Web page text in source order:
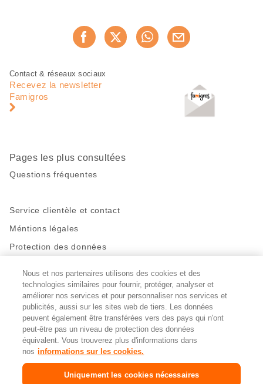
Recommander maintenant
Pied
page
Navigation
pied
Contact & réseaux sociaux
Recevez la newsletter
Famigros
Pages les plus consultées
Questions fréquentes
Service clientèle et contact
Méntions légales
Protection des données
Restez en contact!
Facebook
http://twitter.com/migros
https://www.youtube.com/user/
PinterestInstagram
Paramètres des cookies
FR IT
Nous et nos partenaires utilisons des cookies et des
technologies similaires pour fournir, protéger, analyser et
améliorer nos services et pour personnaliser nos services et
publicités, aussi sur les sites web de tiers. Les données
peuvent également être transférées vers des pays qui n'ont
peut-être pas un niveau de protection des données
équivalent. Vous trouverez plus d'informations dans
nos informations sur les cookies.
Uniquement les cookies nécessaires